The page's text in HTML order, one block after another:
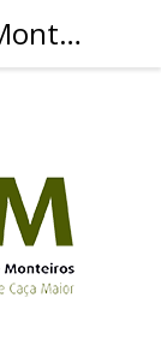
Montarias - Category: Monte da Ribeira 2017